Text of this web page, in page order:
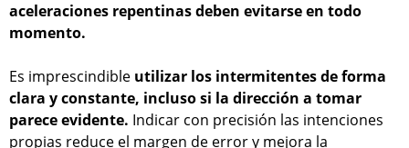
aceleraciones repentinas deben evitarse en todo
momento.
Es imprescindible utilizar los intermitentes de forma
clara y constante, incluso si la dirección a tomar
parece evidente. Indicar con precisión las intenciones
propias reduce el margen de error y mejora la